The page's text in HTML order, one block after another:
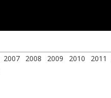
2007 2008 2009 2010 2011